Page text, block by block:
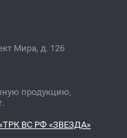
Мира, д. 126
продукцию,
ВС РФ «ЗВЕЗДА»